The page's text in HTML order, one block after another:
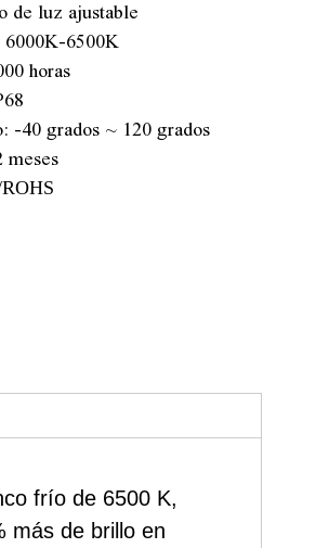
de luz ajustable
6000K-6500K
horas
-40 grados ~ 120 grados
meses
frío de 6500 K,
más de brillo en